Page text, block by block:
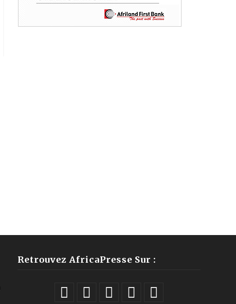
Retrouvez AfricaPresse Sur :